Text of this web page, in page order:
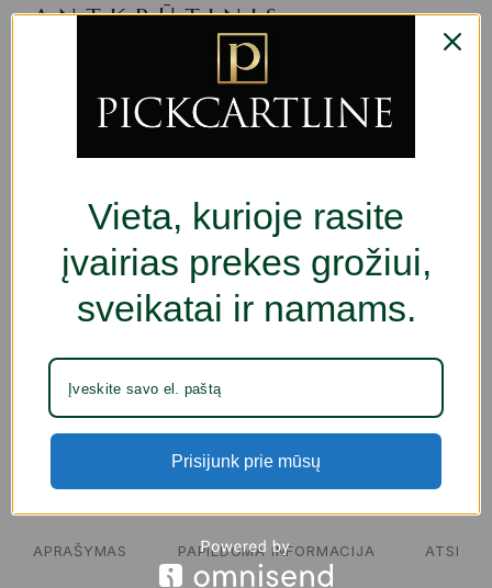
ANTKRŪTINIS
THERMOBABY
37.00
Neturime
ADD TO WISHLIST
REIKMENYS,ŽAISLAI | KARNAVALINIAI KOSTIUMAI
SHARE
APRAŠYMAS PAPILDOMA INFORMACIJA
Vieta, kurioje rasite
įvairias prekes grožiui,
sveikatai ir namams.
Prisijunk prie mūsų